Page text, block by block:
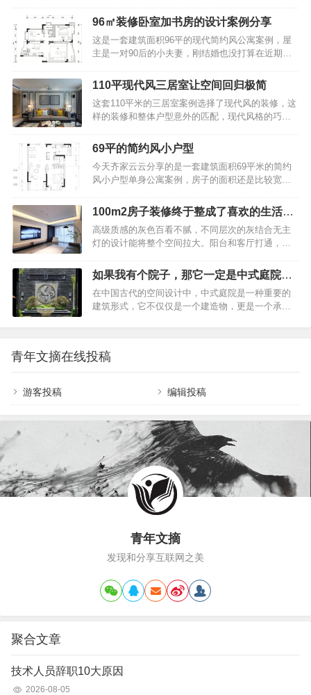
的居所，那什么样的房子适合现在的农村建造呢？
下面美墅住宅给大家介绍一款美观又实用的别墅户
墅，这栋自建别墅的造型非常新颖，非常大方时
尚。灰白色的外墙，不…
房，依旧想回农村老家建房，这又是为什么呢？不
少人表示城市的日渐高涨的房价，让他们无法承
受，在农村老家，最不济还有一块地，或建房或种
地或发展副业，心里总安定些。有人说，那是为了
面子。在外边不管赚了多少钱，还是身家千万，但
村里人都不知道。但是在老家建一栋上档次的别
为了老人。毕竟父母在老家呆了大半辈子，在城里
又过不习惯。老人家安…
96㎡装修卧室加书房的设计案例分享
这是一套建筑面积96平的现代简约风公寓案例，屋
主是一对90后的小夫妻，刚结婚也没打算在近期要
个家以现代大方的实用设计理念，来营造出一个简
洁而又舒适的生活空间。下面就一起来看看吧~96㎡
装修案例分享，卧室加书房的设计，舒适且温馨！
平面布置图96㎡装修案例分享，卧室加书房的设
计，舒适且温馨！入户玄关和客厅之间用一个矮柜
作为隔断，整个空间选择铺贴相同的地砖和刷成相
非常舒适。96㎡装修案例分享，卧室加书房的设
计，舒适…
110平现代风三居室让空间回归极简
这套110平米的三居室案例选择了现代风的装修，这
样的装修和整体户型意外的匹配，现代风格的巧妙
只花费了9万，可谓物美价廉了。110平现代风三居
室让空间回归极简, 餐厅充满原始自然的味道让空间
回归极简，就要抛开一切冗余的元素，只以简单的
线条彰显优雅格调，注重一线，一点，一面及其细
节处理，再搭配品位高级的功能性家具，呈现一种
感官上的简洁。110平现代风三居室让空间回归极
意不要装修得太繁杂，尤其是不要放太多的东西…
69平的简约风小户型
今天齐家云云分享的是一套建筑面积69平米的简约
风小户型单身公寓案例，房子的面积还是比较宽敞
文艺的搭配方案让整个家看起来轻松而又舒适，营
造出了一个温馨的居住空间。下面就一起来看看
吧，希望大家喜欢~69平的简约风小户型，卫生间洗
手台的镜面柜，设计的很赞平面布置图69平的简约
风小户型，卫生间洗手台的镜面柜，设计的很赞入
户的玄关走廊被放在了入户门的侧方，通往厨房的
一侧的墙面摆放穿衣镜，方便出门前整理仪容。69
平的简约…
100m2房子装修终于整成了喜欢的生活模
样
高级质感的灰色百看不腻，不同层次的灰结合无主
灯的设计能将整个空间拉大。阳台和客厅打通，显
阳台、厨房地面灰色瓷砖通铺，卧室和书房都是铺
设地砖；全屋墙面乳胶漆。100m2房子装修花费了
15万，终于整成了喜欢的生活模样客厅电视机柜和
餐边柜，包括厨房的橱柜，都是全屋定制，柜门进
以极致简约风格为基础。100m2房子装修花费了15
万，终于整成了喜欢的生活模样过道通过一些紧…
如果我有个院子，那它一定是中式庭院的
模样
在中国古代的空间设计中，中式庭院是一种重要的
建筑形式，它不仅仅是一个建造物，更是一个承载
以居住为目的装置。随着时间的推移，它们逐渐演
变成一种更为复杂和精致的空间，不仅仅用于居
住，还加入了更多的文化和艺术元素。如果我有个
院子，那它一定是中式庭院的模样【一】普通中式
来看看普通的中式庭院，它一般是住宅的一部分；
通常由房屋、庭…
青年文摘在线投稿
游客投稿 编辑投稿
青年文摘
发现和分享互联网之美
聚合文章
技术人员辞职10大原因
2026-08-05